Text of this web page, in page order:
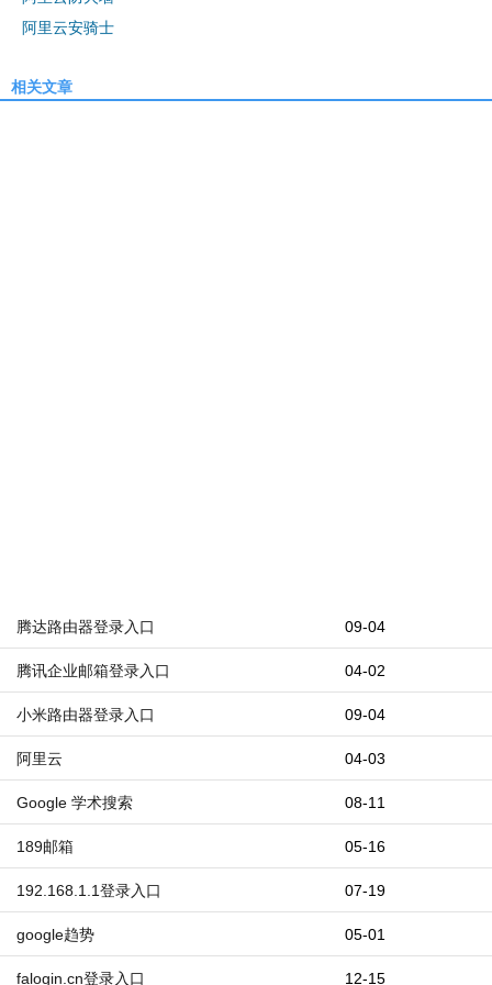
阿里云安骑士
相关文章
09-04
腾达路由器登录入口
04-02
腾讯企业邮箱登录入口
09-04
小米路由器登录入口
04-03
阿里云
08-11
Google 学术搜索
05-16
189邮箱
07-19
192.168.1.1登录入口
05-01
google趋势
12-15
falogin.cn登录入口